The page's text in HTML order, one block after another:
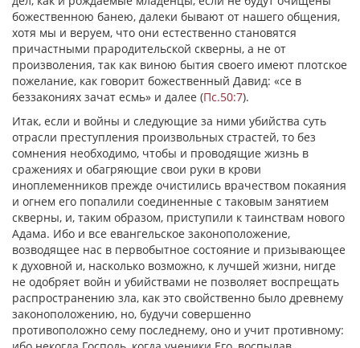
божественною банею, далеки бывают от нашего общения,
хотя мы и веруем, что они естественно становятся
причастными прародительской скверны, а не от
произволения, так как виною бытия своего имеют плотское
пожелание, как говорит божественный Давид: «се в
беззакониях зачат есмь» и далее (Пс.50:7).
Итак, если и войны и следующие за ними убийства суть
отрасли преступления произвольных страстей, то без
сомнения необходимо, чтобы и проводящие жизнь в
сражениях и обагряющие свои руки в крови
иноплеменников прежде очистились врачеством покаяния
и огнем его попалили соединенные с таковым занятием
скверны, и, таким образом, приступили к таинствам нового
Адама. Ибо и все евангельское законоположение,
возводящее нас в первобытное состояние и призывающее
к духовной и, насколько возможно, к лучшей жизни, нигде
не одобряет войн и убийствами не позволяет воспрещать
распространению зла, как это свойственно было древнему
законоположению, но, будучи совершенно
противоположно сему последнему, оно и учит противному: